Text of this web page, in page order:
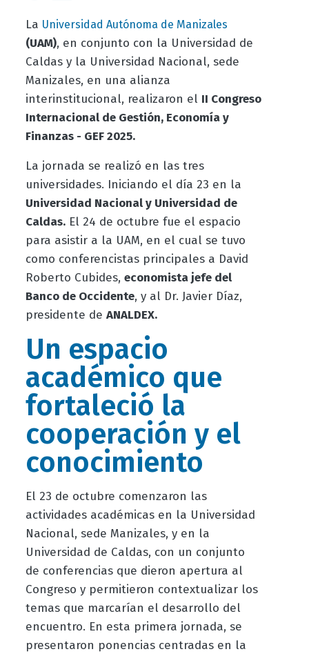
La Universidad Autónoma de Manizales
(UAM), en conjunto con la Universidad de
Caldas y la Universidad Nacional, sede
Manizales, en una alianza
interinstitucional, realizaron el II Congreso
Internacional de Gestión, Economía y
Finanzas - GEF 2025.
La jornada se realizó en las tres
universidades. Iniciando el día 23 en la
Universidad Nacional y Universidad de
Caldas.El 24 de octubre fue el espacio
para asistir a la UAM, en el cual se tuvo
como conferencistas principales a David
Roberto Cubides, economista jefe del
Banco de Occidente, y al Dr. Javier Díaz,
presidente de ANALDEX.
Un espacio
académico que
fortaleció la
cooperación y el
conocimiento
El 23 de octubre comenzaron las
actividades académicas en la Universidad
Nacional, sede Manizales, y en la
Universidad de Caldas, con un conjunto
de conferencias que dieron apertura al
Congreso y permitieron contextualizar los
temas que marcarían el desarrollo del
encuentro. En esta primera jornada, se
presentaron ponencias centradas en la